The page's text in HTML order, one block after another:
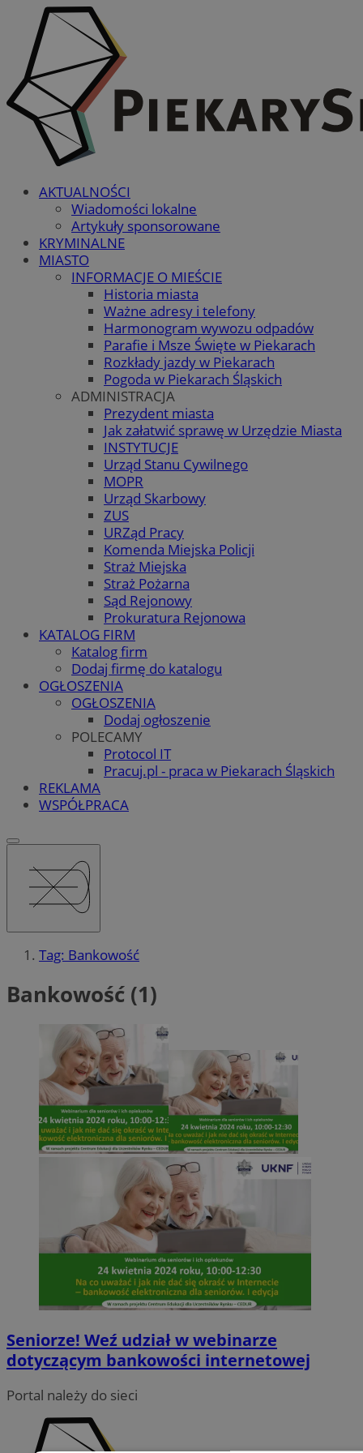
AKTUALNOŚCI
Wiadomości lokalne
Artykuły sponsorowane
KRYMINALNE
MIASTO
INFORMACJE O MIEŚCIE
Historia miasta
Ważne adresy i telefony
Harmonogram wywozu odpadów
Parafie i Msze Święte w Piekarach
Rozkłady jazdy w Piekarach
Pogoda w Piekarach Śląskich
ADMINISTRACJA
Prezydent miasta
Jak załatwić sprawę w Urzędzie Miasta
INSTYTUCJE
Urząd Stanu Cywilnego
MOPR
Urząd Skarbowy
ZUS
URZąd Pracy
Komenda Miejska Policji
Straż Miejska
Straż Pożarna
Sąd Rejonowy
Prokuratura Rejonowa
KATALOG FIRM
Katalog firm
Dodaj firmę do katalogu
OGŁOSZENIA
OGŁOSZENIA
Dodaj ogłoszenie
POLECAMY
Protocol IT
Pracuj.pl - praca w Piekarach Śląskich
REKLAMA
WSPÓŁPRACA
Tag: Bankowość
Bankowość (1)
Seniorze! Weź udział w webinarze
dotyczącym bankowości internetowej
Portal należy do sieci